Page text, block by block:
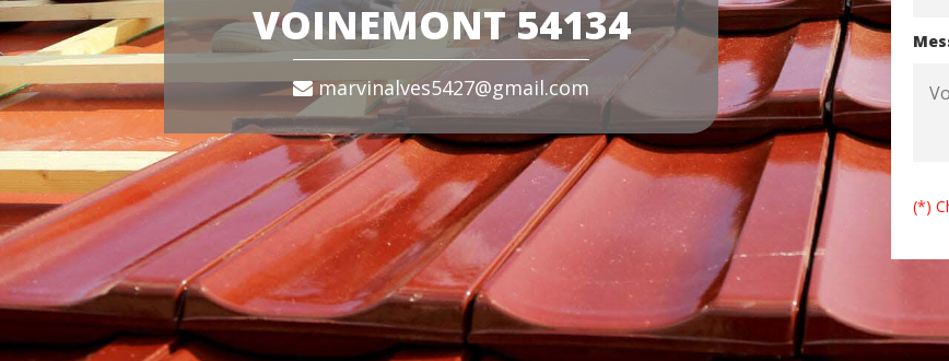
VOINEMONT 54134
marvinalves5427@gmail.com
(*)